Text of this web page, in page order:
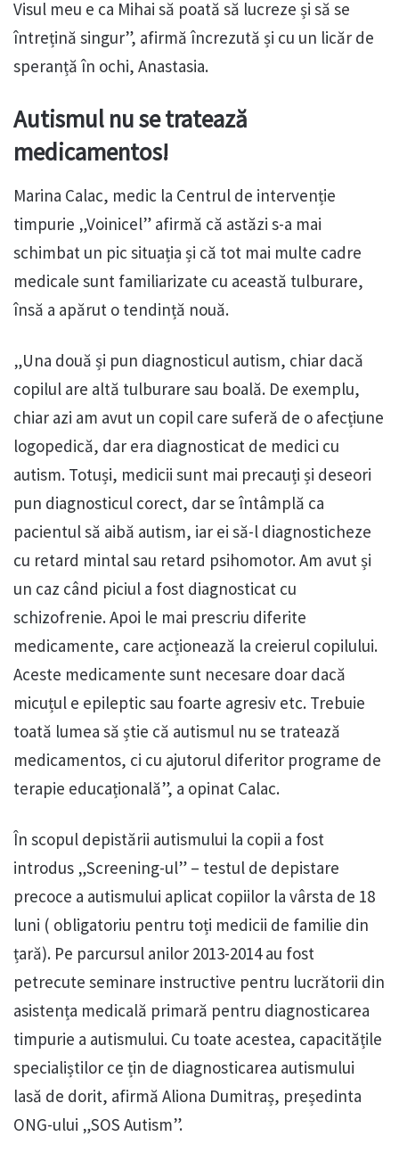
Visul meu e ca Mihai să poată să lucreze și să se
întrețină singur”, afirmă încrezută și cu un licăr de
speranță în ochi, Anastasia.
Autismul nu se tratează
medicamentos!
Marina Calac, medic la Centrul de intervenție
timpurie „Voinicel” afirmă că astăzi s-a mai
schimbat un pic situația și că tot mai multe cadre
medicale sunt familiarizate cu această tulburare,
însă a apărut o tendință nouă.
„Una două și pun diagnosticul autism, chiar dacă
copilul are altă tulburare sau boală. De exemplu,
chiar azi am avut un copil care suferă de o afecțiune
logopedică, dar era diagnosticat de medici cu
autism. Totuși, medicii sunt mai precauți și deseori
pun diagnosticul corect, dar se întâmplă ca
pacientul să aibă autism, iar ei să-l diagnosticheze
cu retard mintal sau retard psihomotor. Am avut și
un caz când piciul a fost diagnosticat cu
schizofrenie. Apoi le mai prescriu diferite
medicamente, care acționează la creierul copilului.
Aceste medicamente sunt necesare doar dacă
micuțul e epileptic sau foarte agresiv etc. Trebuie
toată lumea să știe că autismul nu se tratează
medicamentos, ci cu ajutorul diferitor programe de
terapie educațională”, a opinat Calac.
În scopul depistării autismului la copii a fost
introdus „Screening-ul” – testul de depistare
precoce a autismului aplicat copiilor la vârsta de 18
luni ( obligatoriu pentru toți medicii de familie din
țară). Pe parcursul anilor 2013-2014 au fost
petrecute seminare instructive pentru lucrătorii din
asistența medicală primară pentru diagnosticarea
timpurie a autismului. Cu toate acestea, capacitățile
specialiștilor ce țin de diagnosticarea autismului
lasă de dorit, afirmă Aliona Dumitraș, președinta
ONG-ului „SOS Autism”.